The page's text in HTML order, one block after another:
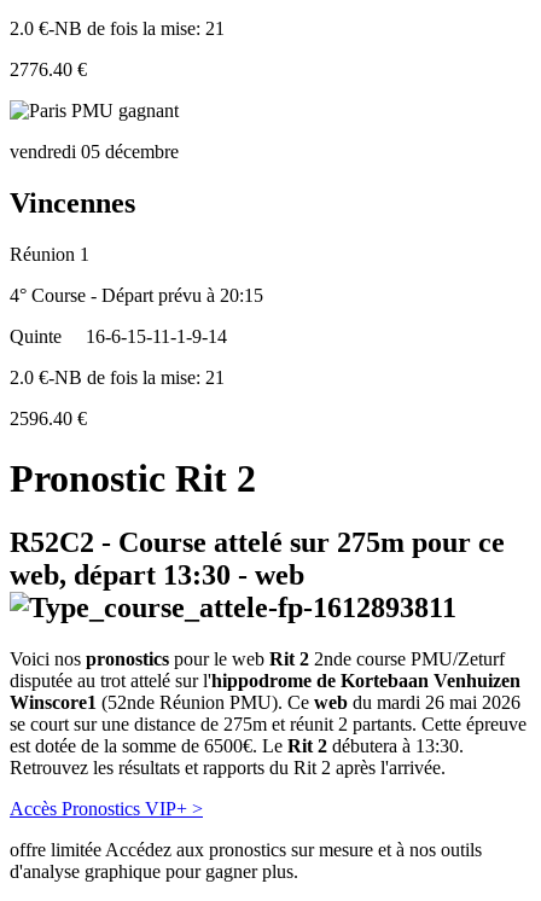
2.0 €-NB de fois la mise: 21
2776.40 €
vendredi 05 décembre
Vincennes
Réunion 1
4° Course - Départ prévu à 20:15
Quinte
16-6-15-11-1-9-14
2.0 €-NB de fois la mise: 21
2596.40 €
Pronostic Rit 2
R52C2 - Course attelé sur 275m pour ce
web, départ 13:30 - web
Voici nos pronostics pour le web Rit 2 2nde course PMU/Zeturf
disputée au trot attelé sur l'hippodrome de Kortebaan Venhuizen
Winscore1 (52nde Réunion PMU). Ce web du mardi 26 mai 2026
se court sur une distance de 275m et réunit 2 partants. Cette épreuve
est dotée de la somme de 6500€. Le Rit 2 débutera à 13:30.
Retrouvez les résultats et rapports du Rit 2 après l'arrivée.
Accès Pronostics VIP+ >
offre limitée Accédez aux pronostics sur mesure et à nos outils
d'analyse graphique pour gagner plus.